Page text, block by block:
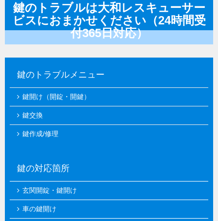
鍵のトラブルは大和レスキューサー
ビスにおまかせください（24時間受
付365日対応）
鍵のトラブルメニュー
鍵開け（開錠・開鍵）
鍵交換
鍵作成/修理
鍵の対応箇所
玄関開錠・鍵開け
車の鍵開け